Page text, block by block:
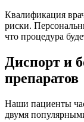
Квалификация
риски.
что процедура
Диспорт и
препаратов
Наши пациенты
двумя